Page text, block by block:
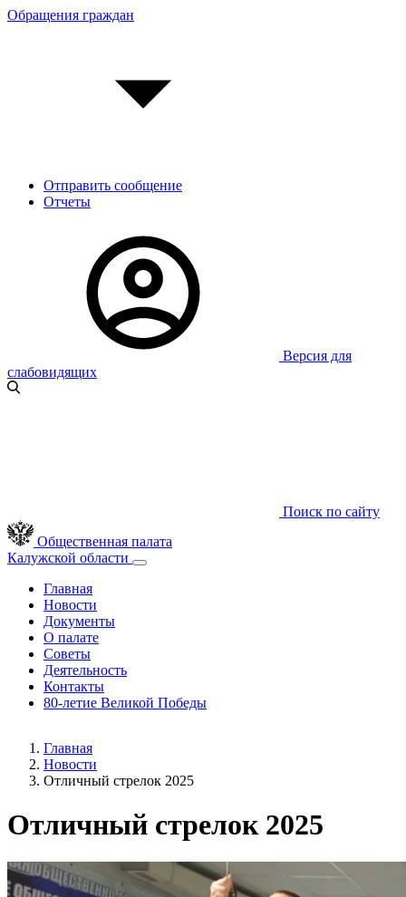
Обращения граждан
Отправить сообщение
Отчеты
Версия для
слабовидящих
Поиск по сайту
Общественная палата
Калужской области
Главная
Новости
Документы
О палате
Советы
Деятельность
Контакты
80-летие Великой Победы
Главная
Новости
Отличный стрелок 2025
Отличный стрелок 2025